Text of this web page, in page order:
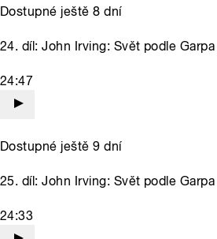
Dostupné ještě 8 dní
24. díl: John Irving: Svět podle Garpa
24:47
Dostupné ještě 9 dní
25. díl: John Irving: Svět podle Garpa
24:33